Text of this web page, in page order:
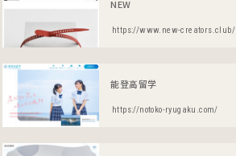
NEW
https://www.new-creators.club/
能登高留学
https://notoko-ryugaku.com/